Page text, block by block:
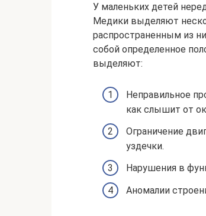
У маленьких детей
Медики выделяют
распространенным из
собой определенное
выделяют:
Неправильное
как слышит от
Ограничение
уздечки.
Нарушения в
Аномалии